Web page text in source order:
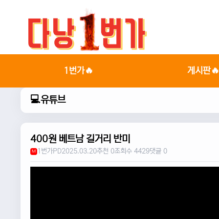
1번가🔥 게시판🔥
💻유튜브
400원 베트남 길거리 반미
M 1번가PD2025.03.20추천 0조회수 4429댓글 0